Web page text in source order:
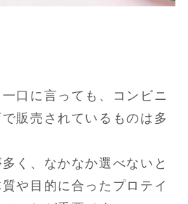
口に言っても、コンビニ
販売されているものは多
く、なかなか選べないと
や目的に合ったプロテイ